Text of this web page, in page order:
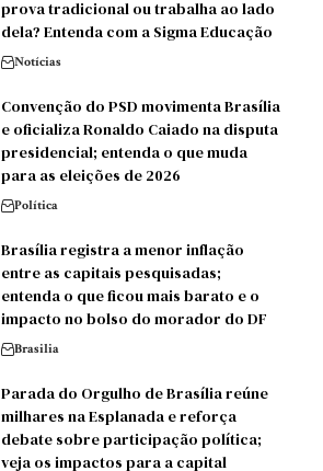
prova tradicional ou trabalha ao lado
dela? Entenda com a Sigma Educação
Notícias
Convenção do PSD movimenta Brasília
e oficializa Ronaldo Caiado na disputa
presidencial; entenda o que muda
para as eleições de 2026
Política
Brasília registra a menor inflação
entre as capitais pesquisadas;
entenda o que ficou mais barato e o
impacto no bolso do morador do DF
Brasilia
Parada do Orgulho de Brasília reúne
milhares na Esplanada e reforça
debate sobre participação política;
veja os impactos para a capital